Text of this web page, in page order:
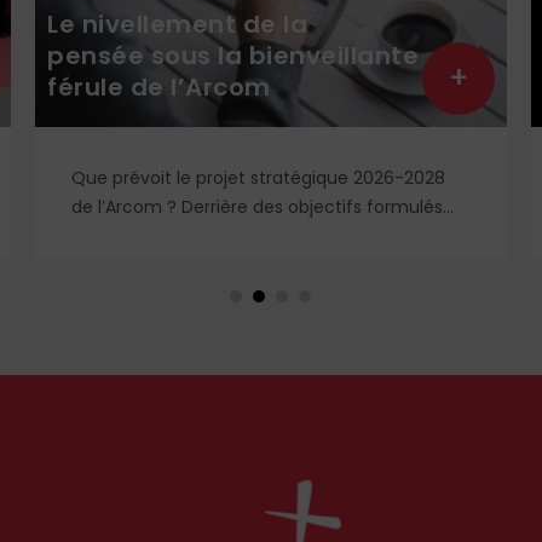
Le nivellement de la
pensée sous la bienveillante
férule de l’Arcom
Que prévoit le projet stratégique 2026-2028
de l’Arcom ? Derrière des objectifs formulés
se dessine un système liberticide de
+